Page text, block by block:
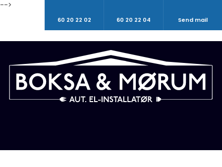
-->
60 20 22 02 60 20 22 04 Send mail